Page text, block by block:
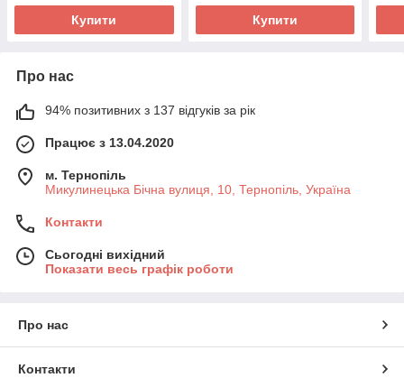
Купити Купити
Про нас
94% позитивних з 137 відгуків за рік
Працює з 13.04.2020
м. Тернопіль
Микулинецька Бічна вулиця, 10, Тернопіль, Україна
Контакти
Сьогодні вихідний
Показати весь графік роботи
Про нас
Контакти